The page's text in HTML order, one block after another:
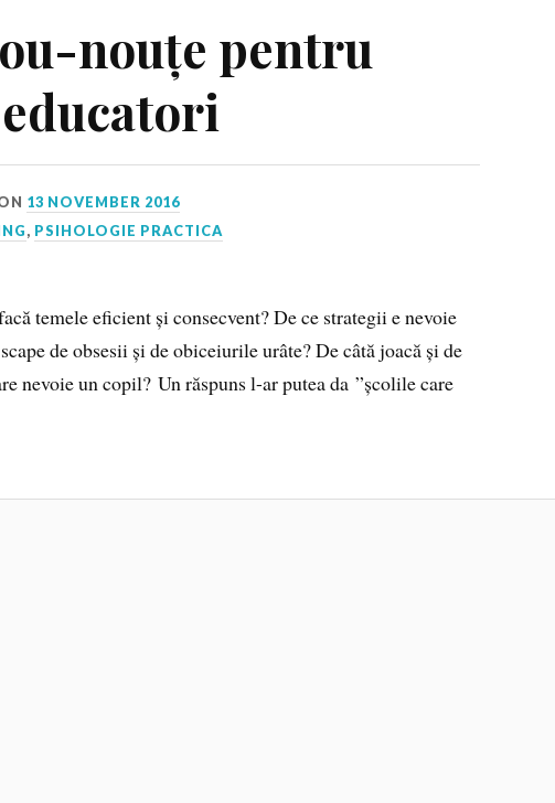
nouțe pentru
13 NOVEMBER 2016
, PSIHOLOGIE PRACTICA
temele eficient și consecvent? De ce strategii e nevoie
de obsesii și de obiceiurile urâte? De câtă joacă și de
nevoie un copil? Un răspuns l-ar putea da ”școlile care